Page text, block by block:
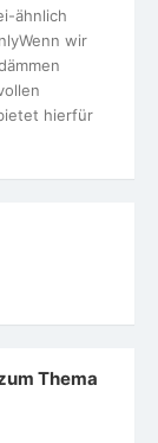
ähnlich
wir
hierfür
Thema